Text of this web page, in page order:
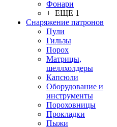
Фонари
+ ЕЩЕ 1
Снаряжение патронов
Пули
Гильзы
Порох
Матрицы,
шеллхолдеры
Капсюли
Оборудование и
инструменты
Пороховницы
Прокладки
Пыжи